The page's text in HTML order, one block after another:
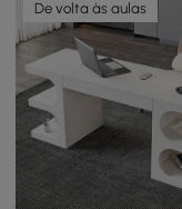
De volta às aulas